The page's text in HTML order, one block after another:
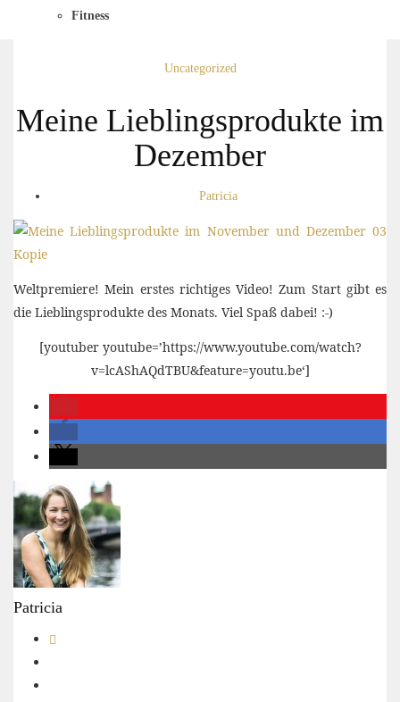
Fitness
Uncategorized
Meine Lieblingsprodukte im
Dezember
Patricia
Weltpremiere! Mein erstes richtiges Video! Zum Start gibt es
die Lieblingsprodukte des Monats. Viel Spaß dabei! :-)
[youtuber youtube=’https://www.youtube.com/watch?
v=lcAShAQdTBU&feature=youtu.be‘]
Patricia